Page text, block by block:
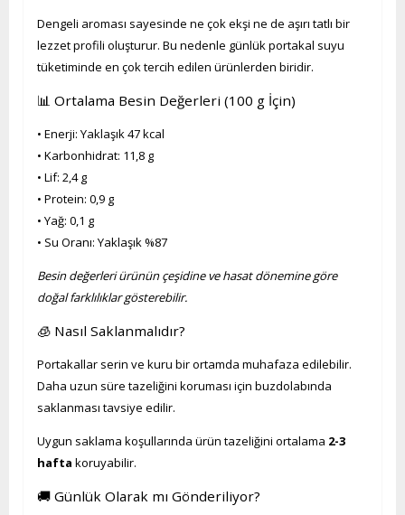
Dengeli aroması sayesinde ne çok ekşi ne de aşırı tatlı bir
lezzet profili oluşturur. Bu nedenle günlük portakal suyu
tüketiminde en çok tercih edilen ürünlerden biridir.
📊 Ortalama Besin Değerleri (100 g İçin)
• Enerji: Yaklaşık 47 kcal
• Karbonhidrat: 11,8 g
• Lif: 2,4 g
• Protein: 0,9 g
• Yağ: 0,1 g
• Su Oranı: Yaklaşık %87
Besin değerleri ürünün çeşidine ve hasat dönemine göre
doğal farklılıklar gösterebilir.
🧊 Nasıl Saklanmalıdır?
Portakallar serin ve kuru bir ortamda muhafaza edilebilir.
Daha uzun süre tazeliğini koruması için buzdolabında
saklanması tavsiye edilir.
Uygun saklama koşullarında ürün tazeliğini ortalama 2-3
hafta koruyabilir.
🚚 Günlük Olarak mı Gönderiliyor?